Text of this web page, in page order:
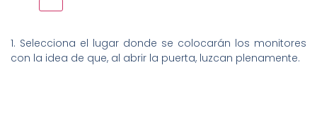
1. Selecciona el lugar donde se colocarán los monitores
con la idea de que, al abrir la puerta, luzcan plenamente.